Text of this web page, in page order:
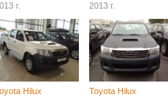
г.
2013 г.
Hilux
Toyota Hilux